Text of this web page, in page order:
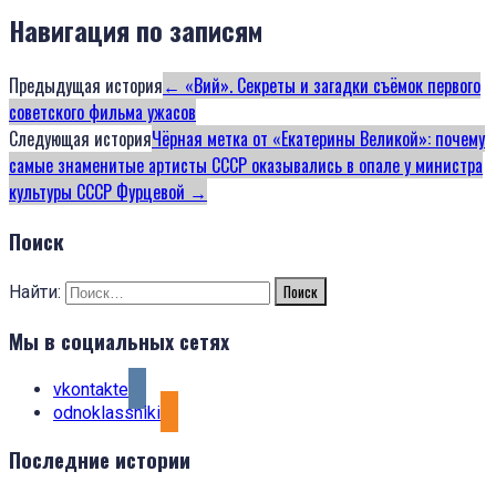
Навигация по записям
Предыдущая история← «Вий». Секреты и загадки съёмок первого
советского фильма ужасов
Следующая историяЧёрная метка от «Екатерины Великой»: почему
самые знаменитые артисты СССР оказывались в опале у министра
культуры СССР Фурцевой →
Поиск
Найти:
Мы в социальных сетях
vkontakte
odnoklassniki
Последние истории